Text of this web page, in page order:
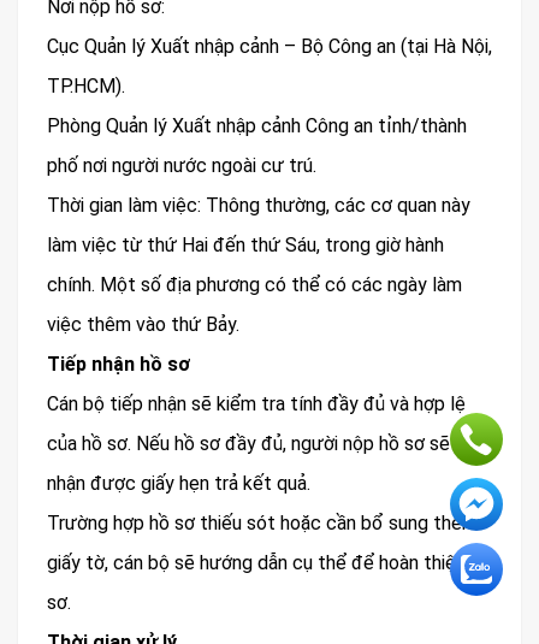
Nơi nộp hồ sơ:
Cục Quản lý Xuất nhập cảnh – Bộ Công an (tại Hà Nội,
TP.HCM).
Phòng Quản lý Xuất nhập cảnh Công an tỉnh/thành
phố nơi người nước ngoài cư trú.
Thời gian làm việc: Thông thường, các cơ quan này
làm việc từ thứ Hai đến thứ Sáu, trong giờ hành
chính. Một số địa phương có thể có các ngày làm
việc thêm vào thứ Bảy.
Tiếp nhận hồ sơ
Cán bộ tiếp nhận sẽ kiểm tra tính đầy đủ và hợp lệ
của hồ sơ. Nếu hồ sơ đầy đủ, người nộp hồ sơ sẽ
nhận được giấy hẹn trả kết quả.
Trường hợp hồ sơ thiếu sót hoặc cần bổ sung thêm
giấy tờ, cán bộ sẽ hướng dẫn cụ thể để hoàn thiện hồ
sơ.